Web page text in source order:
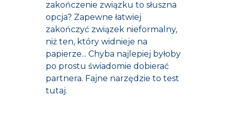
zakończenie związku to słuszna
opcja? Zapewne łatwiej
zakończyć związek nieformalny,
niż ten, który widnieje na
papierze... Chyba najlepiej byłoby
po prostu świadomie dobierać
partnera. Fajne narzędzie to test
tutaj.